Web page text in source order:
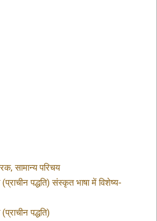
सामान्य परिचय
पद्धति) संस्कृत भाषा में विशेष्य-
पद्धति)